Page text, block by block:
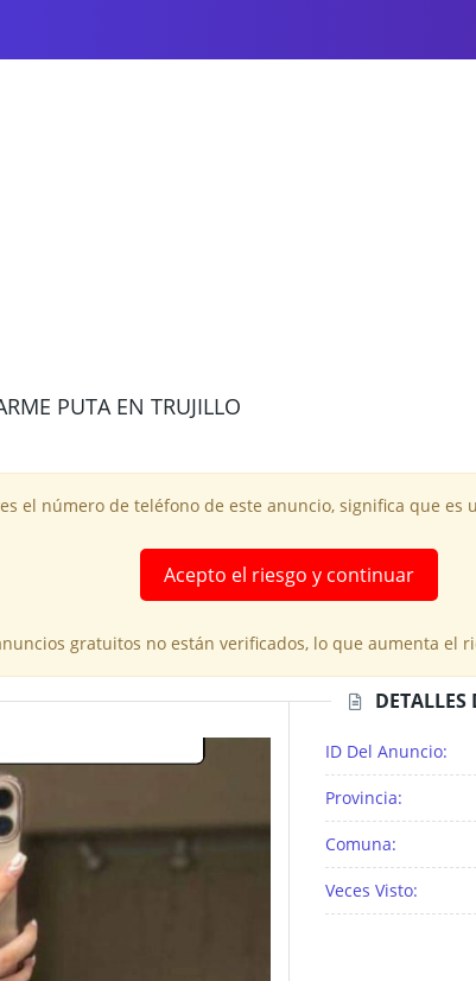
PUTA EN TRUJILLO
el número de teléfono de este anuncio, significa que es
Acepto el riesgo y continuar
gratuitos no están verificados, lo que aumenta el
ID Del Anuncio:
Provincia:
Comuna:
Veces Visto: